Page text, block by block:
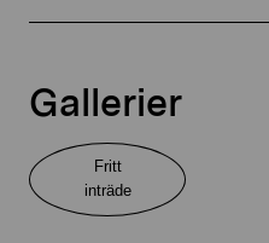
Gallerier
Fritt
inträde